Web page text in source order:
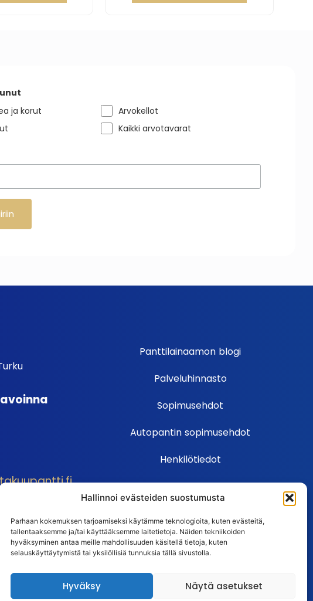
Hallinnoi evästeiden suostumusta
Parhaan kokemuksen tarjoamiseksi käytämme teknologioita, kuten evästeitä,
tallentaaksemme ja/tai käyttääksemme laitetietoja. Näiden tekniikoiden
hyväksyminen antaa meille mahdollisuuden käsitellä tietoja, kuten
selauskäyttäytymistä tai yksilöllisiä tunnuksia tällä sivustolla.
Hyväksy Näytä asetukset
ja korut
Arvokellot
Kaikki arvotavarat
Panttilainaamon blogi
Palveluhinnasto
Sopimusehdot
Autopantin sopimusehdot
Henkilötiedot
Ehdot
Usein kysytyt kysymykset